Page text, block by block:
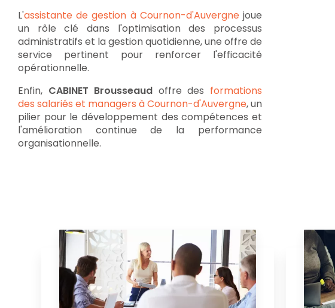
L'assistante de gestion à Cournon-d'Auvergnejoue
un rôle clé dans l'optimisation des processus
administratifs et la gestion quotidienne, une offre de
service pertinent pour renforcer l'efficacité
opérationnelle.
Enfin, CABINET Brousseaud offre des formations
des salariés et managers à Cournon-d'Auvergne, un
pilier pour le développement des compétences et
l'amélioration continue de la performance
organisationnelle.